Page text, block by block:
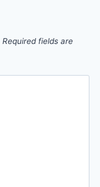
Required fields are